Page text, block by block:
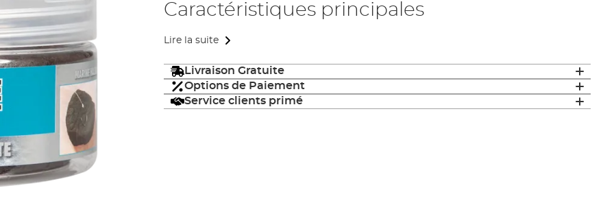
Caractéristiques principales
Lire la suite
Livraison Gratuite
Options de Paiement
Service clients primé